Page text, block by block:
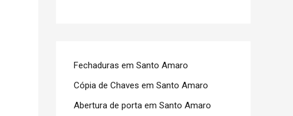
Fechaduras em Santo Amaro
Cópia de Chaves em Santo Amaro
Abertura de porta em Santo Amaro